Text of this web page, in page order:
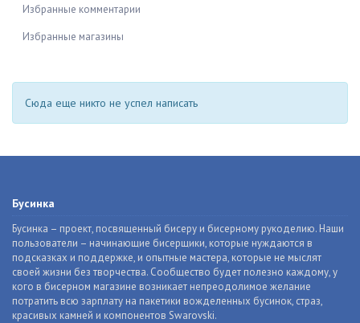
Избранные комментарии
Избранные магазины
Сюда еще никто не успел написать
Бусинка
Бусинка – проект, посвященный бисеру и бисерному рукоделию. Наши
пользователи – начинающие бисерщики, которые нуждаются в
подсказках и поддержке, и опытные мастера, которые не мыслят
своей жизни без творчества. Сообщество будет полезно каждому, у
кого в бисерном магазине возникает непреодолимое желание
потратить всю зарплату на пакетики вожделенных бусинок, страз,
красивых камней и компонентов Swarovski.